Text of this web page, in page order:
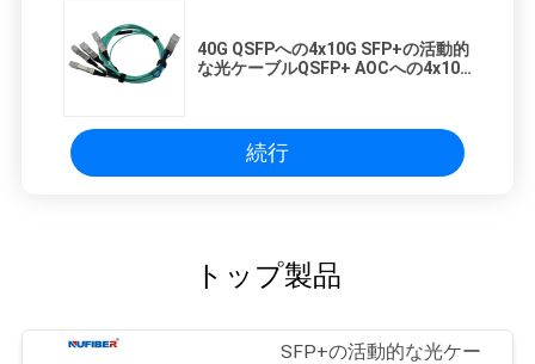
40G QSFPへの4x10G SFP+の活動的
な光ケーブルQSFP+ AOCへの4x10G
続行
トップ製品
SFP+の活動的な光ケー